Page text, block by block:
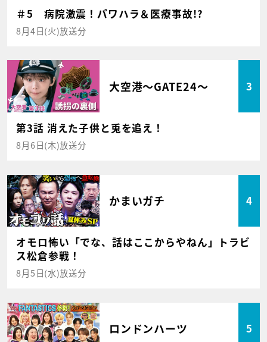
＃5 病院激震！パワハラ＆医療事故!?
8月4日(火)放送分
大空港～GATE24～ 3
第3話 消えた子供と兎を追え！
8月6日(木)放送分
かまいガチ 4
オモロ怖い「でな、話はここからやねん」トラビ
ス松倉参戦！
8月5日(水)放送分
ロンドンハーツ 5